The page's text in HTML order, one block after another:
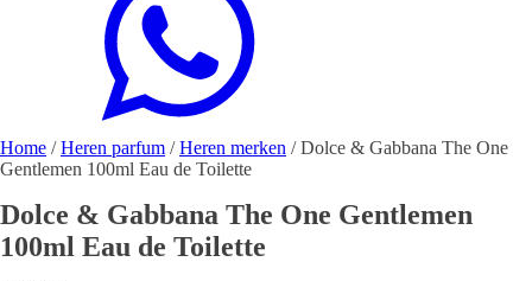
Home /Heren parfum /Heren merken / Dolce & Gabbana The One
Gentlemen 100ml Eau de Toilette
Dolce & Gabbana The One Gentlemen
100ml Eau de Toilette